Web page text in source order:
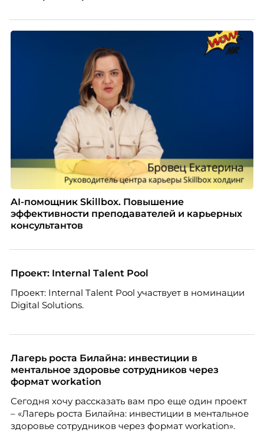
AI-помощник Skillbox. Повышение
эффективности преподавателей и карьерных
консультантов
Проект: Internal Talent Pool
Проект: Internal Talent Pool участвует в номинации
Digital Solutions.
Лагерь роста Билайна: инвестиции в
ментальное здоровье сотрудников через
формат workation
Сегодня хочу рассказать вам про еще один проект
– «Лагерь роста Билайна: инвестиции в ментальное
здоровье сотрудников через формат workation».